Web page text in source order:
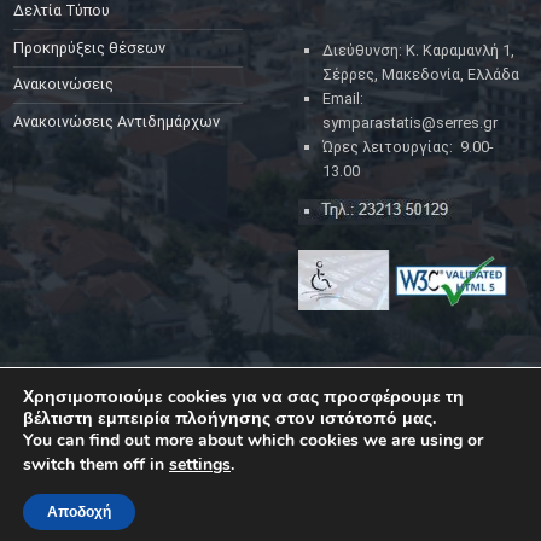
Δελτία Τύπου
Προκηρύξεις θέσεων
Ανακοινώσεις
Ανακοινώσεις Αντιδημάρχων
Διεύθυνση: Κ. Καραμανλή 1,
Σέρρες, Μακεδονία, Ελλάδα
Email:
symparastatis@serres.gr
Ώρες λειτουργίας: 9.00-
13.00
© 2023Δήμος Σερρών |Back to top ↑
YouTubeFacebook
Χρησιμοποιούμε cookies για να σας προσφέρουμε τη
βέλτιστη εμπειρία πλοήγησης στον ιστότοπό μας.
You can find out more about which cookies we are using or
switch them off in settings.
Αποδοχή